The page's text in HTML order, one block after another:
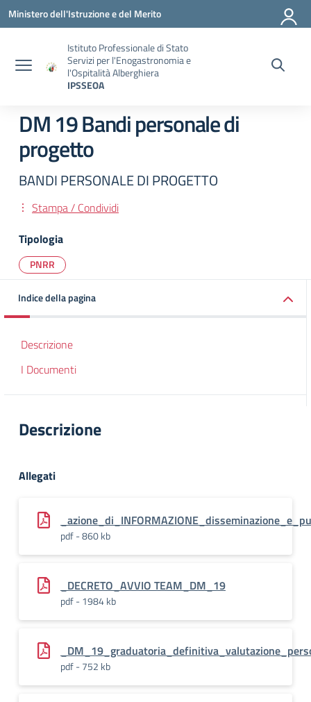
Vai ai contenuti
Vai al menu di navigazione
Vai al footer
Ministero dell'Istruzione e del Merito
Istituto Professionale di Stato
Servizi per l'Enogastronomia e
l'Ospitalità Alberghiera
IPSSEOA
DM 19 Bandi personale di
progetto
BANDI PERSONALE DI PROGETTO
Stampa / Condividi
Tipologia
PNRR
Indice della pagina
Descrizione
I Documenti
Descrizione
Allegati
pdf - 860 kb
_DECRETO_AVVIO TEAM_DM_19
pdf - 1984 kb
pdf - 752 kb